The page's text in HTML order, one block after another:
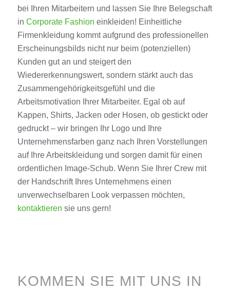
bei Ihren Mitarbeitern und lassen Sie Ihre Belegschaft
in Corporate Fashion einkleiden! Einheitliche
Firmenkleidung kommt aufgrund des professionellen
Erscheinungsbilds nicht nur beim (potenziellen)
Kunden gut an und steigert den
Wiedererkennungswert, sondern stärkt auch das
Zusammengehörigkeitsgefühl und die
Arbeitsmotivation Ihrer Mitarbeiter. Egal ob auf
Kappen, Shirts, Jacken oder Hosen, ob gestickt oder
gedruckt – wir bringen Ihr Logo und Ihre
Unternehmensfarben ganz nach Ihren Vorstellungen
auf Ihre Arbeitskleidung und sorgen damit für einen
ordentlichen Image-Schub. Wenn Sie Ihrer Crew mit
der Handschrift Ihres Unternehmens einen
unverwechselbaren Look verpassen möchten,
kontaktieren sie uns gern!
KOMMEN SIE MIT UNS IN